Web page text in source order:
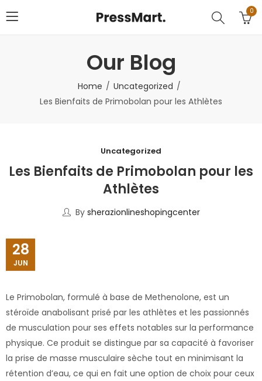
0
Our Blog
Home
Uncategorized
Les Bienfaits de Primobolan pour les Athlètes
Uncategorized
Les Bienfaits de Primobolan pour les
Athlètes
By sherazionlineshopingcenter
28
JUN
Le Primobolan, formulé à base de Methenolone, est un
stéroïde anabolisant prisé par les athlètes et les passionnés
de musculation pour ses effets notables sur la performance
physique. Ce produit se distingue par sa capacité à favoriser
la prise de masse musculaire sèche tout en minimisant la
rétention d’eau, ce qui en fait une option de choix pour ceux